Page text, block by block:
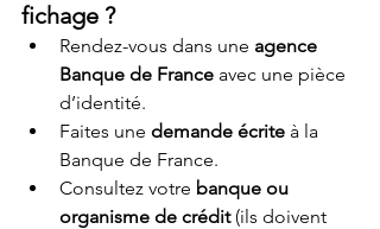
fichage ?
Rendez-vous dans une agence
Banque de France avec une pièce
d’identité.
Faites une demande écrite à la
Banque de France.
Consultez votre banque ou
organisme de crédit (ils doivent